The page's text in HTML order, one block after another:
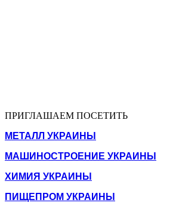
ПРИГЛАШАЕМ ПОСЕТИТЬ
МЕТАЛЛ УКРАИНЫ
МАШИНОСТРОЕНИЕ УКРАИНЫ
ХИМИЯ УКРАИНЫ
ПИЩЕПРОМ УКРАИНЫ